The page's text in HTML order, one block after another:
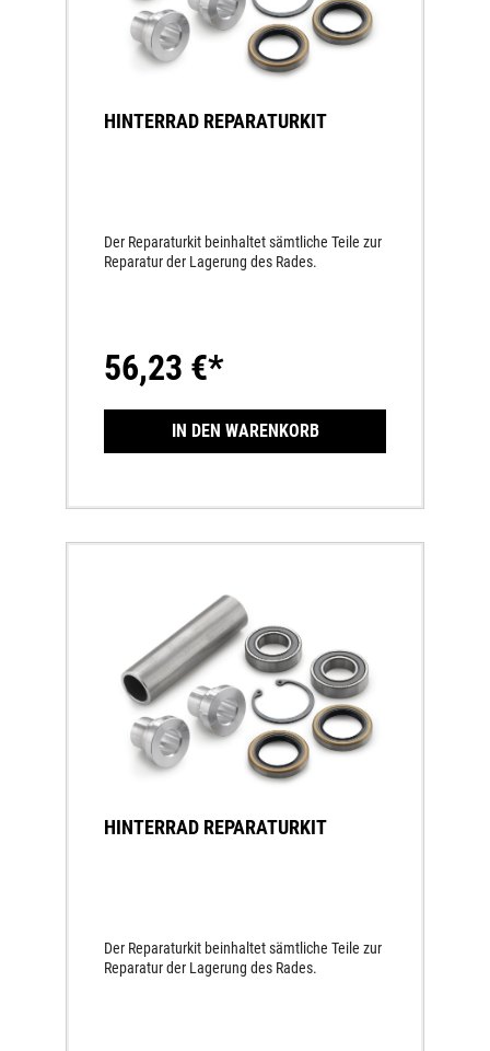
HINTERRAD REPARATURKIT
Der Reparaturkit beinhaltet sämtliche Teile zur
Reparatur der Lagerung des Rades.
56,23 €*
IN DEN WARENKORB
HINTERRAD REPARATURKIT
Der Reparaturkit beinhaltet sämtliche Teile zur
Reparatur der Lagerung des Rades.